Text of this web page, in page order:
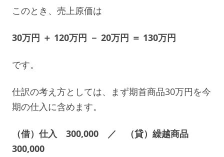
このとき、売上原価は
30万円 ＋ 120万円 － 20万円 ＝ 130万円
です。
仕訳の考え方としては、まず期首商品30万円を今
期の仕入に含めます。
（借）仕入 300,000 ／ （貸）繰越商品
300,000